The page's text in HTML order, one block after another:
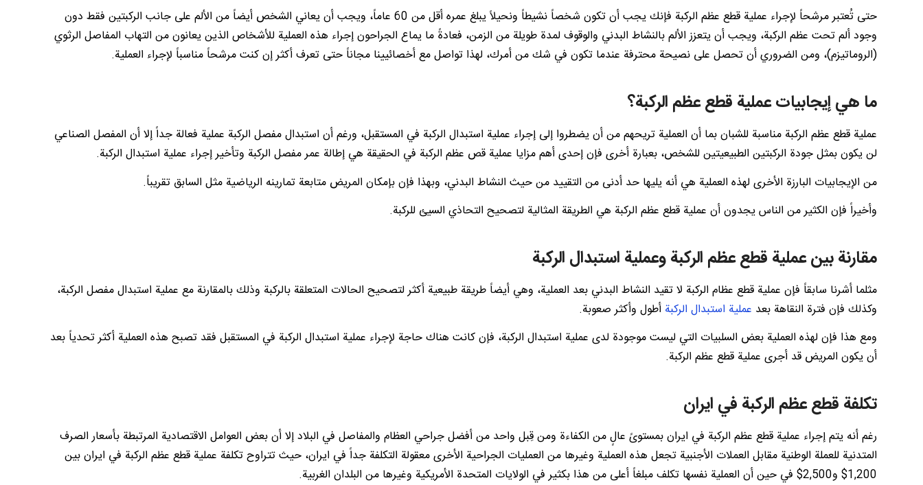
حتى تُعتبر مرشحاً لإجراء عملية قطع عظم الركبة فإنك يجب أن تكون شخصاً نشيطاً ونحيلاً يبلغ عمره أقل من 60 عاماً، ويجب أن يعاني الشخص أيضاً من الألم على جانب الركبتين فقط دون
وجود ألم تحت عظم الركبة، ويجب أن يتعزز الألم بالنشاط البدني والوقوف لمدة طويلة من الزمن، فعادةً ما يماع الجراحون إجراء هذه العملية للأشخاص الذين يعانون من التهاب المفاصل الرثوي
(الروماتيزم)، ومن الضروري أن تحصل على نصيحة محترفة عندما تكون في شك من أمرك، لهذا تواصل مع أخصائيينا مجاناً حتى تعرف أكثر إن كنت مرشحاً مناسباً لإجراء العملية.
ما هي إيجابيات عملية قطع عظم الركبة؟
عملية قطع عظم الركبة مناسبة للشبان بما أن العملية تريحهم من أن يضطروا إلى إجراء عملية استبدال الركبة في المستقبل، ورغم أن استبدال مفصل الركبة عملية فعالة جداً إلا أن المفصل الصناعي
لن يكون بمثل جودة الركبتين الطبيعيتين للشخص، بعبارة أخرى فإن إحدى أهم مزايا عملية قص عظم الركبة في الحقيقة هي إطالة عمر مفصل الركبة وتأخير إجراء عملية استبدال الركبة.
من الإيجابيات البارزة الأخرى لهذه العملية هي أنه يليها حد أدنى من التقييد من حيث النشاط البدني، وبهذا فإن بإمكان المريض متابعة تمارينه الرياضية مثل السابق تقريباً.
وأخيراً فإن الكثير من الناس يجدون أن عملية قطع عظم الركبة هي الطريقة المثالية لتصحيح التحاذي السيئ للركبة.
مقارنة بين عملية قطع عظم الركبة وعملية استبدال الركبة
مثلما أشرنا سابقاً فإن عملية قطع عظام الركبة لا تقيد النشاط البدني بعد العملية، وهي أيضاً طريقة طبيعية أكثر لتصحيح الحالات المتعلقة بالركبة وذلك بالمقارنة مع عملية استبدال مفصل الركبة،
وكذلك فإن فترة النقاهة بعد عملية استبدال الركبة أطول وأكثر صعوبة.
ومع هذا فإن لهذه العملية بعض السلبيات التي ليست موجودة لدى عملية استبدال الركبة، فإن كانت هناك حاجة لإجراء عملية استبدال الركبة في المستقبل فقد تصبح هذه العملية أكثر تحدياً بعد
أن يكون المريض قد أجرى عملية قطع عظم الركبة.
تكلفة قطع عظم الركبة في ايران
رغم أنه يتم إجراء عملية قطع عظم الركبة في ايران بمستوىً عالٍ من الكفاءة ومن قِبل واحد من أفضل جراحي العظام والمفاصل في البلاد إلا أن بعض العوامل الاقتصادية المرتبطة بأسعار الصرف
المتدنية للعملة الوطنية مقابل العملات الأجنبية تجعل هذه العملية وغيرها من العمليات الجراحية الأخرى معقولة التكلفة جداً في ايران، حيث تتراوح تكلفة عملية قطع عظم الركبة في ايران بين
1,200$ و2,500$ في حين أن العملية نفسها تكلف مبلغاً أعلى من هذا بكثير في الولايات المتحدة الأمريكية وغيرها من البلدان الغربية.